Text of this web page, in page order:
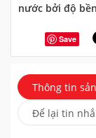
nước bởi độ
Save
Thông tin
Để lại tin